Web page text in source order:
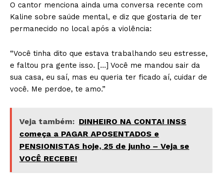
O cantor menciona ainda uma conversa recente com
Kaline sobre saúde mental, e diz que gostaria de ter
permanecido no local após a violência:
“Você tinha dito que estava trabalhando seu estresse,
e faltou pra gente isso. […] Você me mandou sair da
sua casa, eu saí, mas eu queria ter ficado aí, cuidar de
você. Me perdoe, te amo.”
Veja também: DINHEIRO NA CONTA! INSS
começa a PAGAR APOSENTADOS e
PENSIONISTAS hoje, 25 de junho – Veja se
VOCÊ RECEBE!